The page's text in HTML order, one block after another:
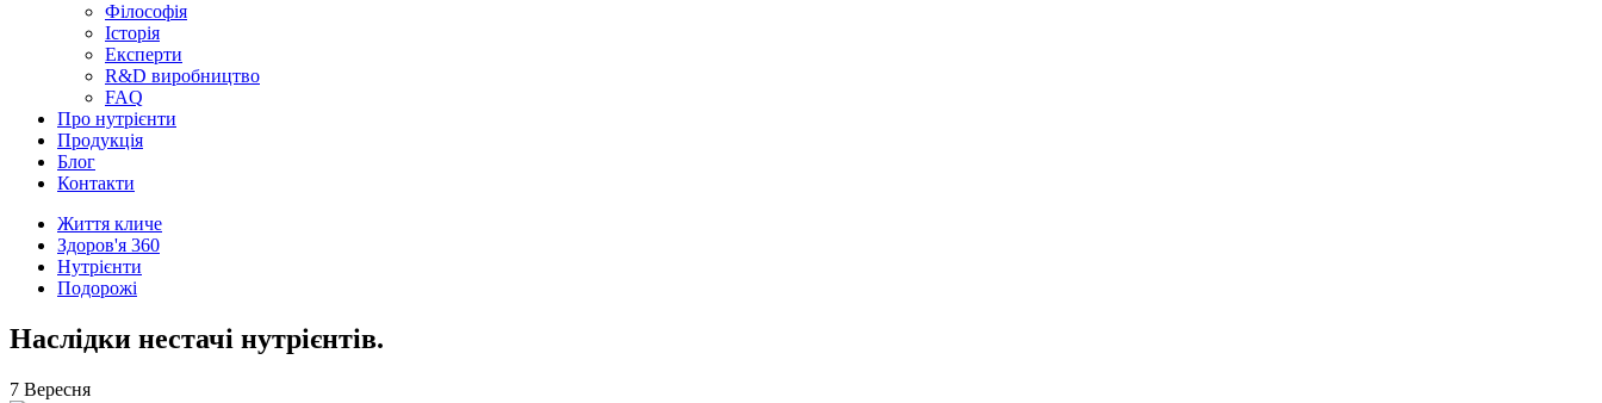
Філософія
Історія
Експерти
R&D виробництво
FAQ
Про нутрієнти
Продукція
Блог
Контакти
Життя кличе
Здоров'я 360
Нутрієнти
Подорожі
Наслідки нестачі нутрієнтів.
7 Вересня